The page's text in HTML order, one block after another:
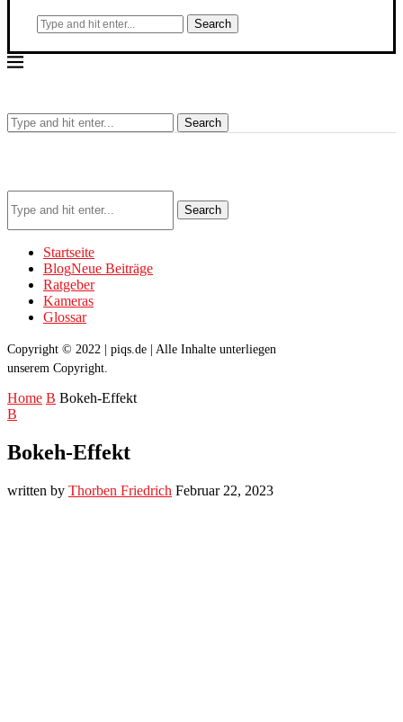
Search
Search
Search
Startseite
BlogNeue Beiträge
Ratgeber
Kameras
Glossar
Copyright © 2022 | piqs.de | Alle Inhalte unterliegen
unserem Copyright.
Home B Bokeh-Effekt
B
Bokeh-Effekt
written by Thorben Friedrich Februar 22, 2023